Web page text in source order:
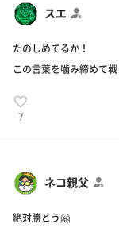
スエ
たのしめてるか！
この言葉を噛み締めて
7
ネコ親父
絶対勝とう🤗